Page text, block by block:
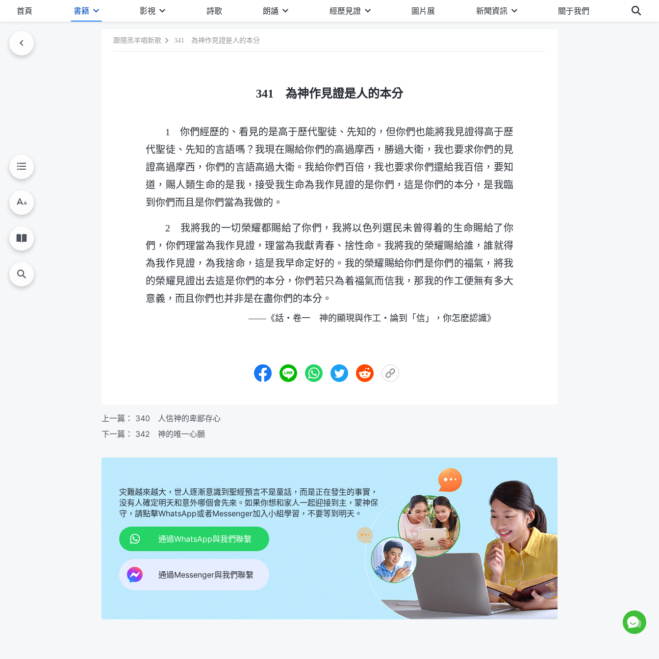
首頁 書籍 影視 詩歌 朗誦 經歷見證 圖片展 新聞資訊 關于我們
跟隨羔羊唱新歌 341 為神作見證是人的本分
341 為神作見證是人的本分
1 你們經歷的、看見的是高于歷代聖徒、先知的，但你們也能將我見證得高于歷
代聖徒、先知的言語嗎？我現在賜給你們的高過摩西，勝過大衛，我也要求你們的見
證高過摩西，你們的言語高過大衛。我給你們百倍，我也要求你們還給我百倍，要知
道，賜人類生命的是我，接受我生命為我作見證的是你們，這是你們的本分，是我臨
到你們而且是你們當為我做的。
2 我將我的一切榮耀都賜給了你們，我將以色列選民未曾得着的生命賜給了你
們，你們理當為我作見證，理當為我獻青春、捨性命。我將我的榮耀賜給誰，誰就得
為我作見證，為我捨命，這是我早命定好的。我的榮耀賜給你們是你們的福氣，將我
的榮耀見證出去這是你們的本分，你們若只為着福氣而信我，那我的作工便無有多大
意義，而且你們也并非是在盡你們的本分。
——《話・卷一 神的顯現與作工・論到「信」，你怎麽認識》
上一篇： 340 人信神的卑鄙存心
下一篇： 342 神的唯一心願
灾難越來越大，世人逐漸意識到聖經預言不是童話，而是正在發生的事實，
没有人確定明天和意外哪個會先來。如果你想和家人一起迎接到主，蒙神保
守，請點擊WhatsApp或者Messenger加入小組學習，不要等到明天。
通過WhatsApp與我們聯繫
通過Messenger與我們聯繫